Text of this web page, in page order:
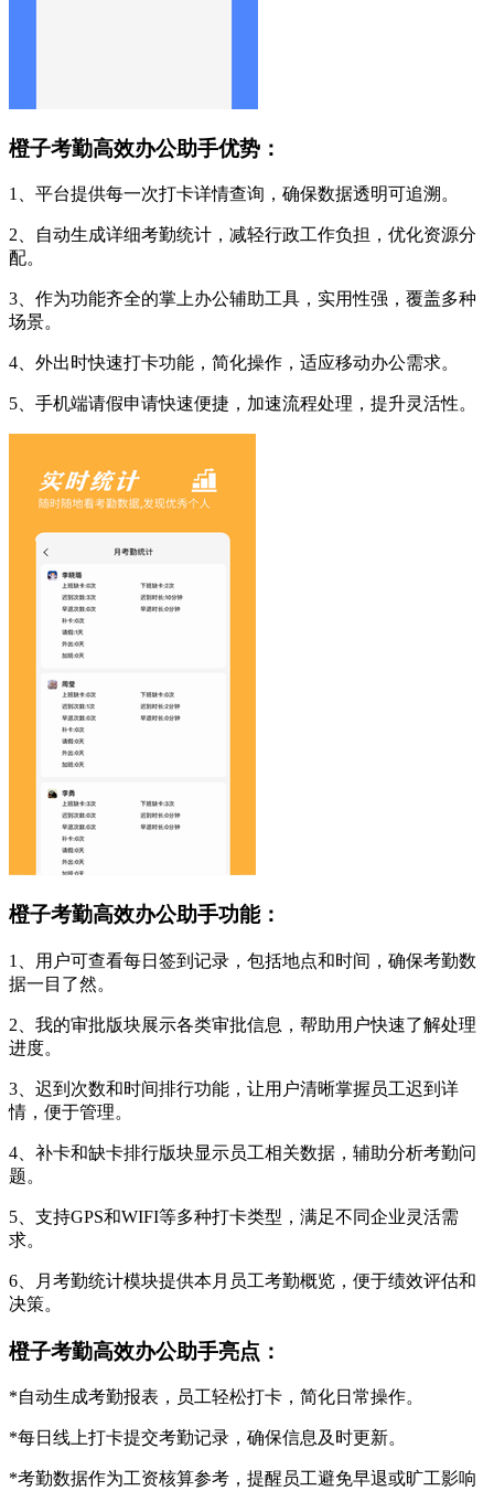
橙子考勤高效办公助手优势：
1、平台提供每一次打卡详情查询，确保数据透明可追溯。
2、自动生成详细考勤统计，减轻行政工作负担，优化资源分
配。
3、作为功能齐全的掌上办公辅助工具，实用性强，覆盖多种
场景。
4、外出时快速打卡功能，简化操作，适应移动办公需求。
5、手机端请假申请快速便捷，加速流程处理，提升灵活性。
橙子考勤高效办公助手功能：
1、用户可查看每日签到记录，包括地点和时间，确保考勤数
据一目了然。
2、我的审批版块展示各类审批信息，帮助用户快速了解处理
进度。
3、迟到次数和时间排行功能，让用户清晰掌握员工迟到详
情，便于管理。
4、补卡和缺卡排行版块显示员工相关数据，辅助分析考勤问
题。
5、支持GPS和WIFI等多种打卡类型，满足不同企业灵活需
求。
6、月考勤统计模块提供本月员工考勤概览，便于绩效评估和
决策。
橙子考勤高效办公助手亮点：
*自动生成考勤报表，员工轻松打卡，简化日常操作。
*每日线上打卡提交考勤记录，确保信息及时更新。
*考勤数据作为工资核算参考，提醒员工避免早退或旷工影响